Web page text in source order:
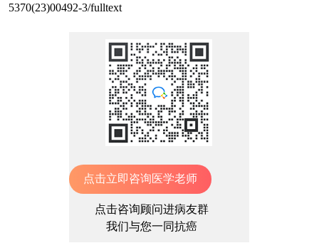
5370(23)00492-3/fulltext
点击立即咨询医学老师
点击咨询顾问进病友群
我们与您一同抗癌